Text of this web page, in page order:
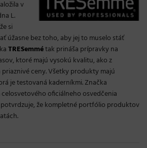
v
L.
si
úžasne bez toho, aby jej to muselo stáť
TRESemmétak prináša prípravky na
ktoré majú vysokú kvalitu, ako z
ceny. Všetky produkty majú
je testovaná kaderníkmi. Značka
oficiálneho osvedčenia
potvrdzuje, že kompletné portfólio produktov